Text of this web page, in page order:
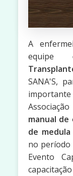
A
SANA'S,
manual
de medula
no período
Evento